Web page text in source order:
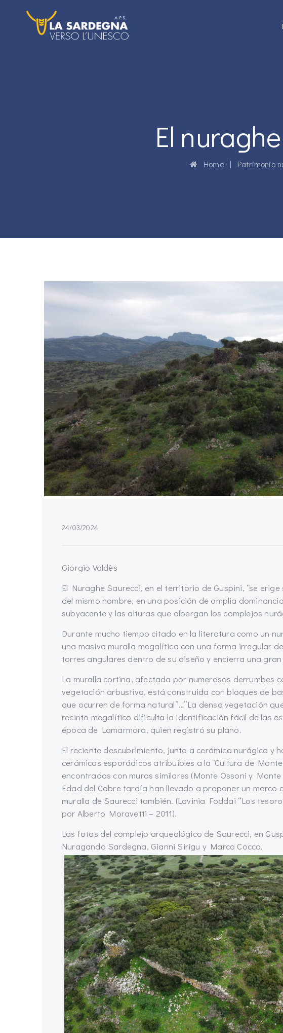
El
Home| Patrimonio
24/03/2024
Giorgio Valdès
El Nuraghe Saurecci, en el territorio de Guspini, “se
del mismo nombre, en una posición de amplia
subyacente y las alturas que albergan los complejos
Durante mucho tiempo citado en la literatura como un
una masiva muralla megalítica con una forma irregular
torres angulares dentro de su diseño y encierra una
La muralla cortina, afectada por numerosos derrumbes
vegetación arbustiva, está construida con bloques de
que ocurren de forma natural”…”La densa vegetación
recinto megalítico dificulta la identificación fácil de las
época de Lamarmora, quien registró su plano.
El reciente descubrimiento, junto a cerámica nurágica y
cerámicos esporádicos atribuibles a la ‘Cultura de Monte
encontradas con muros similares (Monte Ossoni y
Edad del Cobre tardía han llevado a proponer un marco
muralla de Saurecci también. (Lavinia Foddai “Los
por Alberto Moravetti – 2011).
Las fotos del complejo arqueológico de Saurecci, en
Nuragando Sardegna, Gianni Sirigu y Marco Cocco.